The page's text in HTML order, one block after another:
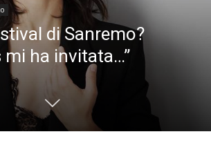
di Sanremo?
mi ha invitata…”